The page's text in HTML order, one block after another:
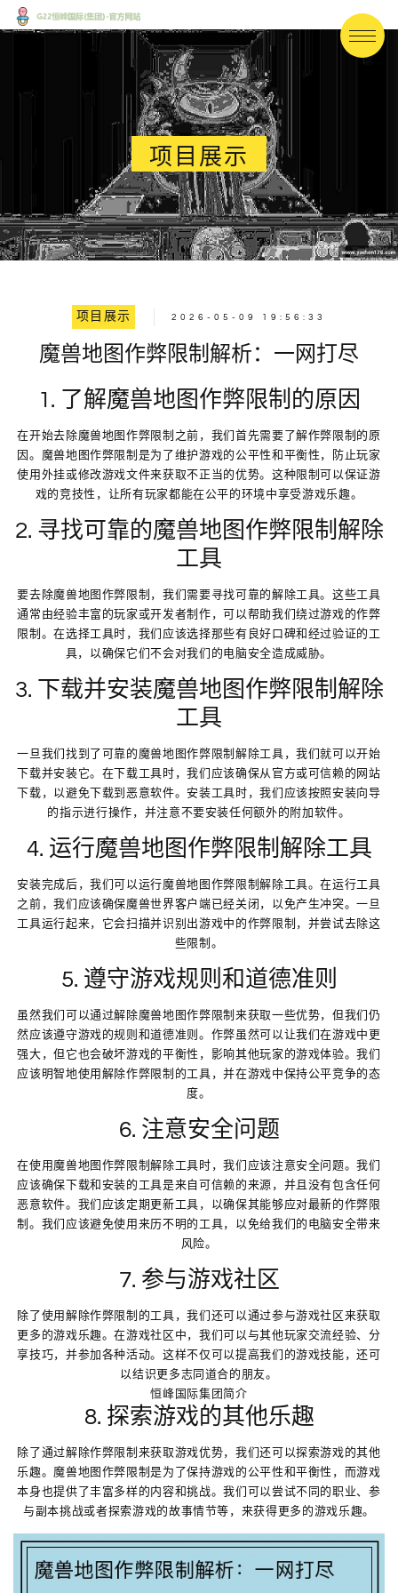
项目展示
项目展示 2026-05-09 19:56:33
魔兽地图作弊限制解析：一网打尽
1. 了解魔兽地图作弊限制的原因
在开始去除魔兽地图作弊限制之前，我们首先需要了解作弊限制的原
因。魔兽地图作弊限制是为了维护游戏的公平性和平衡性，防止玩家
使用外挂或修改游戏文件来获取不正当的优势。这种限制可以保证游
戏的竞技性，让所有玩家都能在公平的环境中享受游戏乐趣。
2. 寻找可靠的魔兽地图作弊限制解除
工具
要去除魔兽地图作弊限制，我们需要寻找可靠的解除工具。这些工具
通常由经验丰富的玩家或开发者制作，可以帮助我们绕过游戏的作弊
限制。在选择工具时，我们应该选择那些有良好口碑和经过验证的工
具，以确保它们不会对我们的电脑安全造成威胁。
3. 下载并安装魔兽地图作弊限制解除
工具
一旦我们找到了可靠的魔兽地图作弊限制解除工具，我们就可以开始
下载并安装它。在下载工具时，我们应该确保从官方或可信赖的网站
下载，以避免下载到恶意软件。安装工具时，我们应该按照安装向导
的指示进行操作，并注意不要安装任何额外的附加软件。
4. 运行魔兽地图作弊限制解除工具
安装完成后，我们可以运行魔兽地图作弊限制解除工具。在运行工具
之前，我们应该确保魔兽世界客户端已经关闭，以免产生冲突。一旦
工具运行起来，它会扫描并识别出游戏中的作弊限制，并尝试去除这
些限制。
5. 遵守游戏规则和道德准则
虽然我们可以通过解除魔兽地图作弊限制来获取一些优势，但我们仍
然应该遵守游戏的规则和道德准则。作弊虽然可以让我们在游戏中更
强大，但它也会破坏游戏的平衡性，影响其他玩家的游戏体验。我们
应该明智地使用解除作弊限制的工具，并在游戏中保持公平竞争的态
度。
6. 注意安全问题
在使用魔兽地图作弊限制解除工具时，我们应该注意安全问题。我们
应该确保下载和安装的工具是来自可信赖的来源，并且没有包含任何
恶意软件。我们应该定期更新工具，以确保其能够应对最新的作弊限
制。我们应该避免使用来历不明的工具，以免给我们的电脑安全带来
风险。
7. 参与游戏社区
除了使用解除作弊限制的工具，我们还可以通过参与游戏社区来获取
更多的游戏乐趣。在游戏社区中，我们可以与其他玩家交流经验、分
享技巧，并参加各种活动。这样不仅可以提高我们的游戏技能，还可
以结识更多志同道合的朋友。
恒峰国际集团简介
8. 探索游戏的其他乐趣
除了通过解除作弊限制来获取游戏优势，我们还可以探索游戏的其他
乐趣。魔兽地图作弊限制是为了保持游戏的公平性和平衡性，而游戏
本身也提供了丰富多样的内容和挑战。我们可以尝试不同的职业、参
与副本挑战或者探索游戏的故事情节等，来获得更多的游戏乐趣。